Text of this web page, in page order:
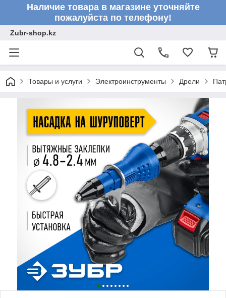
Наличие товара в магазине уточняйте
пожалуйста по телефону!
Zubr-shop.kz
Товары и услуги Электроинструменты Дрели